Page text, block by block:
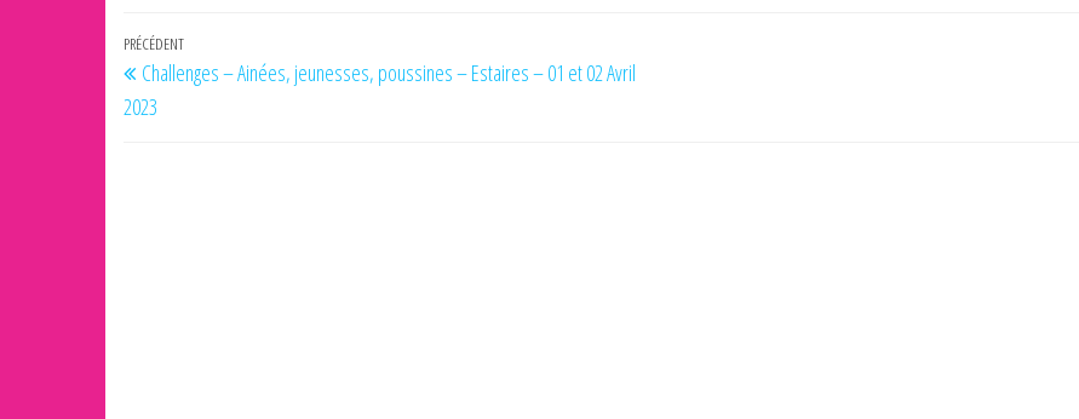
Navigation
de
l’article
Article
précédent
PRÉCÉDENT
Challenges – Ainées, jeunesses, poussines – Estaires – 01 et 02 Avril
2023